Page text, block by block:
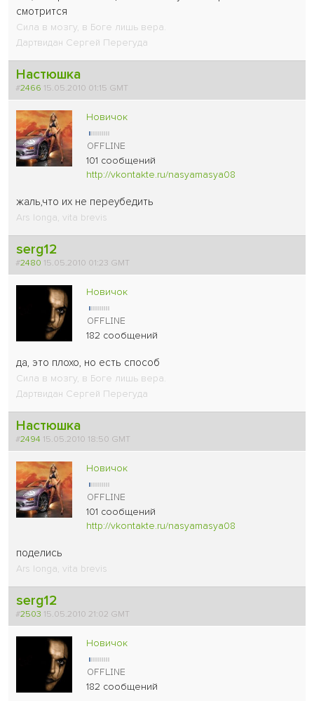
смотрится
Сила в мозгу, в Боге лишь вера.
Дартвидан Сергей Перегуда
Настюшка
#2466 15.05.2010 01:15 GMT
Новичок
101 сообщений
http://vkontakte.ru/nasyamasya08
жаль,что их не переубедить
Ars longa, vita brevis
serg12
#2480 15.05.2010 01:23 GMT
Новичок
182 сообщений
да, это плохо, но есть способ
Сила в мозгу, в Боге лишь вера.
Дартвидан Сергей Перегуда
Настюшка
#2494 15.05.2010 18:50 GMT
Новичок
101 сообщений
http://vkontakte.ru/nasyamasya08
поделись
Ars longa, vita brevis
serg12
#2503 15.05.2010 21:02 GMT
Новичок
182 сообщений